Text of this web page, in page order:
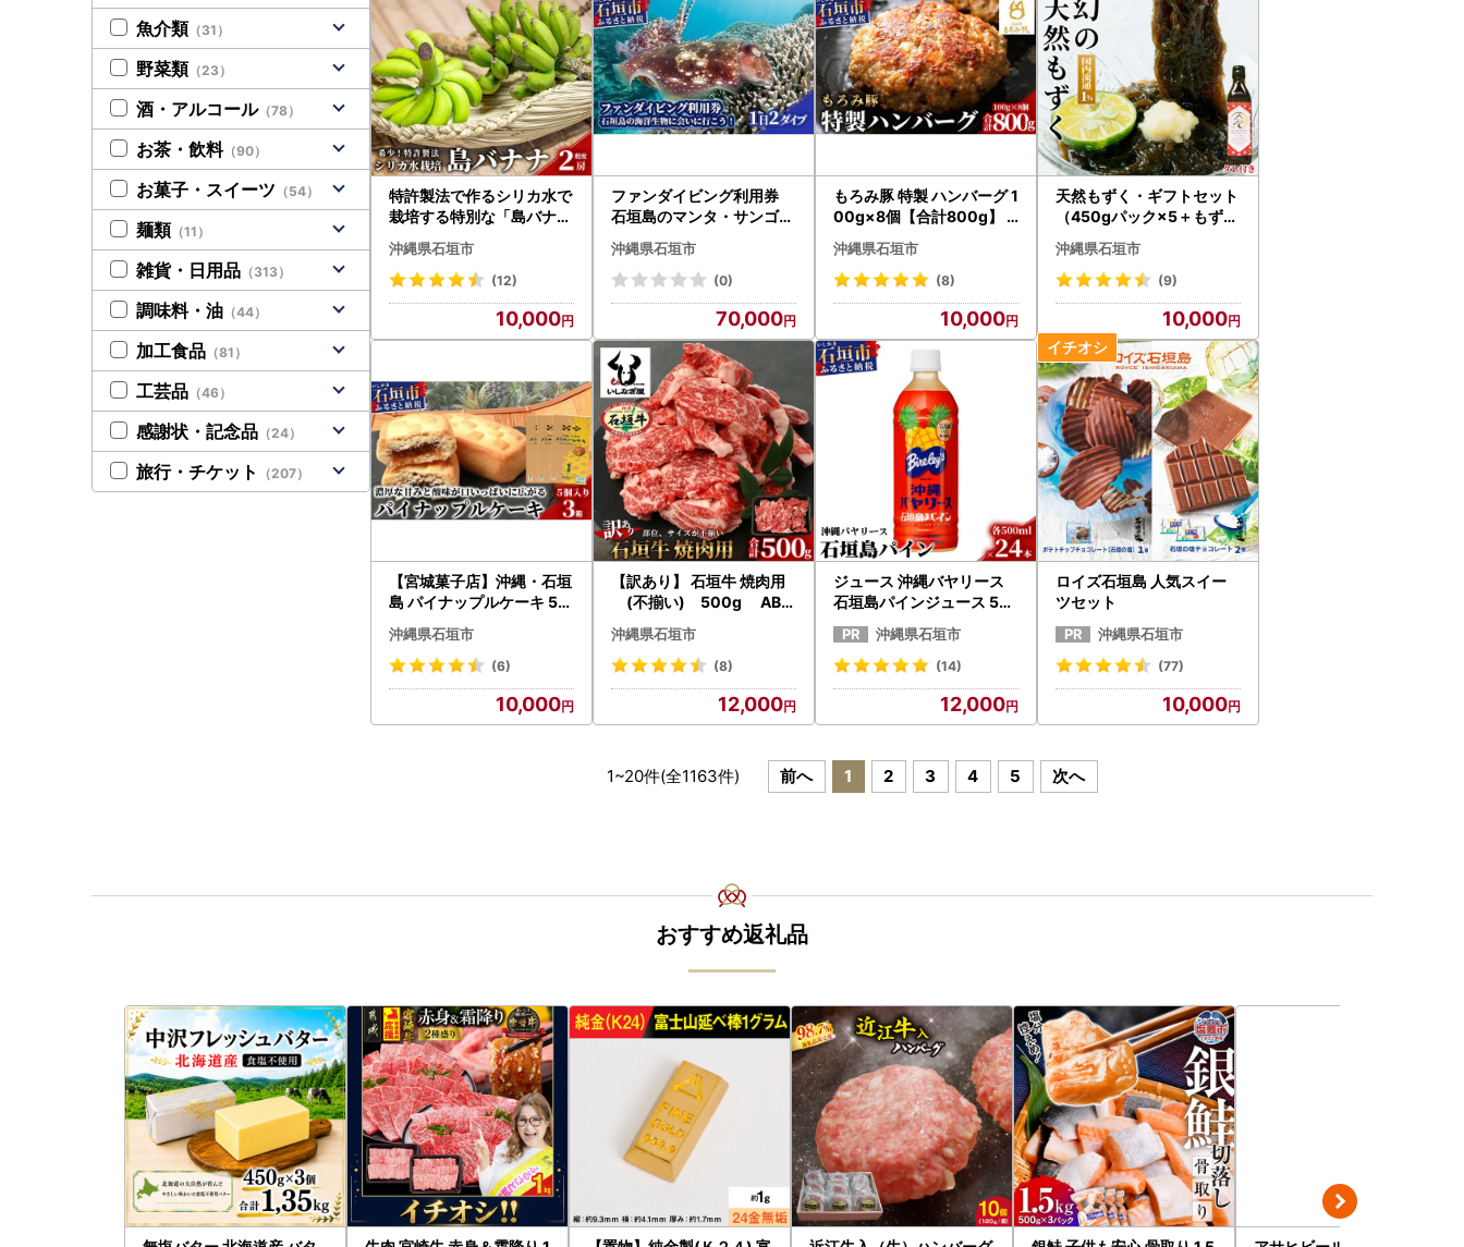
特許製法で作るシリカ水で
栽培する特別な「島バナナ
」OI-6
沖縄県石垣市
(12)
10,000
ファンダイビング利用券
石垣島のマンタ・サンゴ・
ウミガメに会いに行こう！
YD-1-1
沖縄県石垣市
(0)
70,000
もろみ豚 特製 ハンバーグ 1
00g×8個【合計800g】 A
H-8-1
沖縄県石垣市
(8)
10,000
天然もずく・ギフトセット
（450gパック×5＋もずく
のタレ1本）SI-004
沖縄県石垣市
(9)
10,000
【宮城菓子店】沖縄・石垣
島 パイナップルケーキ 5個
入×3箱 KB-10
沖縄県石垣市
(6)
10,000
【訳あり】 石垣牛 焼肉用
(不揃い) 500g AB-
26
沖縄県石垣市
(8)
12,000
ジュース 沖縄バヤリース
石垣島パインジュース 50
0ml×24本入 パイナップル
沖縄県石垣市
(14)
12,000
ロイズ石垣島 人気スイー
ツセット
沖縄県石垣市
(77)
10,000
1~20件(全1163件) 前へ 1 2 3 4 5 次へ
魚介類 （31）
野菜類 （23）
酒・アルコール（78）
お茶・飲料（90）
お菓子・スイーツ （54）
麺類 （11）
雑貨・日用品 （313）
調味料・油 （44）
加工食品 （81）
工芸品 （46）
感謝状・記念品 （24）
旅行・チケット （207）
おすすめ返礼品